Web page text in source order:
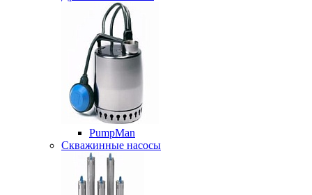
PumpMan
Скважинные насосы